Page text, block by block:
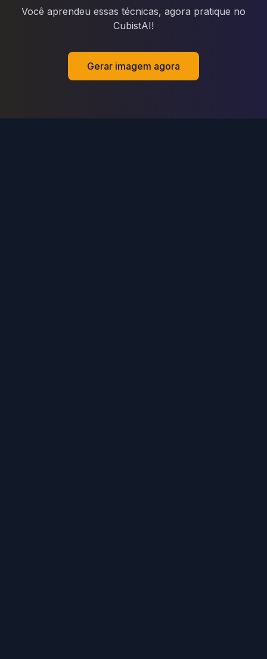
Você aprendeu essas técnicas, agora pratique no
CubistAI!
Gerar imagem agora